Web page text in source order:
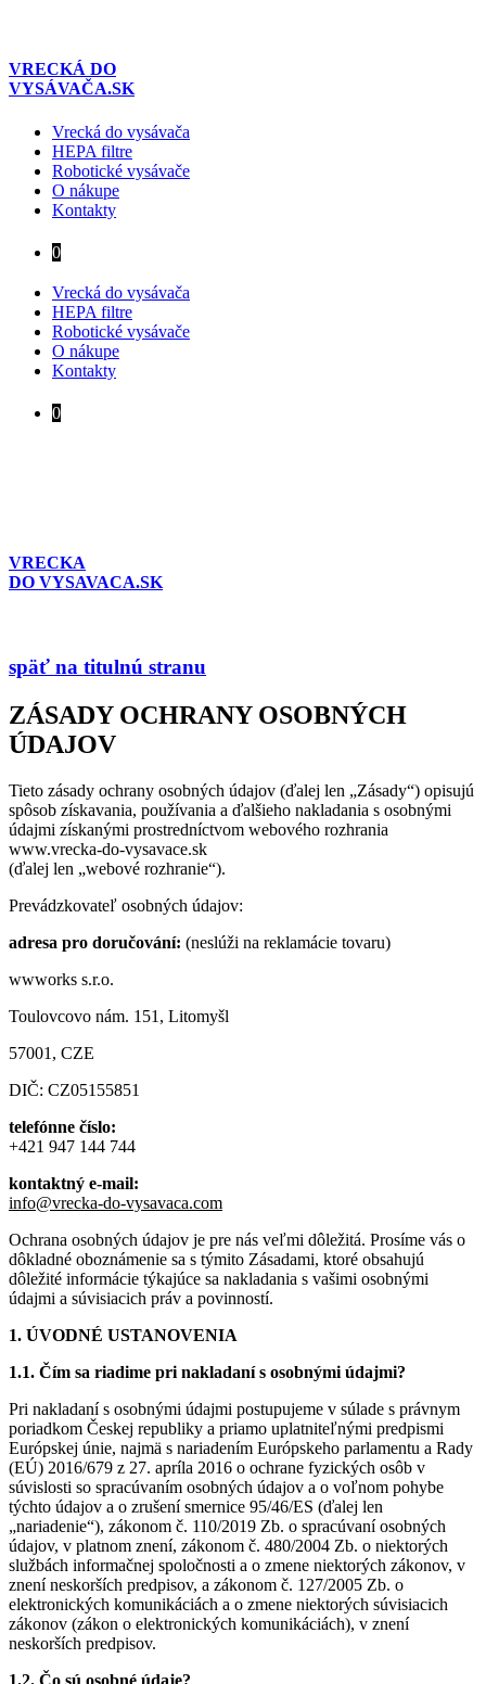
obsah
VRECKÁ DO
VYSÁVAČA.SK
Vrecká do vysávača
HEPA filtre
Robotické vysávače
O nákupe
Kontakty
0
Vrecká do vysávača
HEPA filtre
Robotické vysávače
O nákupe
Kontakty
0
VRECKA
DO VYSAVACA.SK
späť na titulnú stranu
ZÁSADY OCHRANY OSOBNÝCH
ÚDAJOV
Tieto zásady ochrany osobných údajov (ďalej len „Zásady“) opisujú
spôsob získavania, používania a ďalšieho nakladania s osobnými
údajmi získanými prostredníctvom webového rozhrania
www.vrecka-do-vysavace.sk
(ďalej len „webové rozhranie“).
Prevádzkovateľ osobných údajov:
adresa pro doručování: (neslúži na reklamácie tovaru)
wwworks s.r.o.
Toulovcovo nám. 151, Litomyšl
57001, CZE
DIČ: CZ05155851
telefónne číslo:
+421 947 144 744
kontaktný e-mail:
info@vrecka-do-vysavaca.com
Ochrana osobných údajov je pre nás veľmi dôležitá. Prosíme vás o
dôkladné oboznámenie sa s týmito Zásadami, ktoré obsahujú
dôležité informácie týkajúce sa nakladania s vašimi osobnými
údajmi a súvisiacich práv a povinností.
1. ÚVODNÉ USTANOVENIA
1.1. Čím sa riadime pri nakladaní s osobnými údajmi?
Pri nakladaní s osobnými údajmi postupujeme v súlade s právnym
poriadkom Českej republiky a priamo uplatniteľnými predpismi
Európskej únie, najmä s nariadením Európskeho parlamentu a Rady
(EÚ) 2016/679 z 27. apríla 2016 o ochrane fyzických osôb v
súvislosti so spracúvaním osobných údajov a o voľnom pohybe
týchto údajov a o zrušení smernice 95/46/ES (ďalej len
„nariadenie“), zákonom č. 110/2019 Zb. o spracúvaní osobných
údajov, v platnom znení, zákonom č. 480/2004 Zb. o niektorých
službách informačnej spoločnosti a o zmene niektorých zákonov, v
znení neskorších predpisov, a zákonom č. 127/2005 Zb. o
elektronických komunikáciách a o zmene niektorých súvisiacich
zákonov (zákon o elektronických komunikáciách), v znení
neskorších predpisov.
1.2. Čo sú osobné údaje?